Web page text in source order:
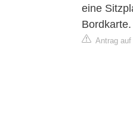
eine
Bordkarte.
Antrag